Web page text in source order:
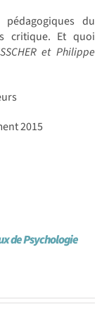
du
critique. Et quoi
et Philippe
2015
de Psychologie